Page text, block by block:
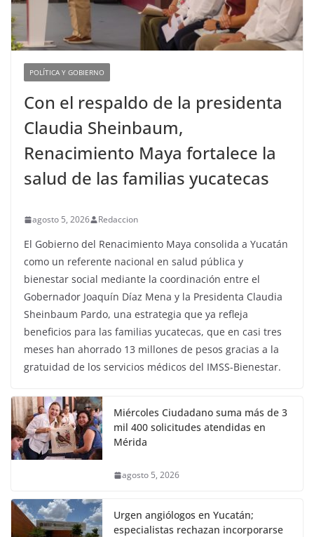
POLÍTICA Y GOBIERNO
Con el respaldo de la presidenta
Claudia Sheinbaum,
Renacimiento Maya fortalece la
salud de las familias yucatecas
agosto 5, 2026 Redaccion
El Gobierno del Renacimiento Maya consolida a Yucatán
como un referente nacional en salud pública y
bienestar social mediante la coordinación entre el
Gobernador Joaquín Díaz Mena y la Presidenta Claudia
Sheinbaum Pardo, una estrategia que ya refleja
beneficios para las familias yucatecas, que en casi tres
meses han ahorrado 13 millones de pesos gracias a la
gratuidad de los servicios médicos del IMSS-Bienestar.
Miércoles Ciudadano suma más de 3
mil 400 solicitudes atendidas en
Mérida
agosto 5, 2026
Urgen angiólogos en Yucatán;
especialistas rechazan incorporarse